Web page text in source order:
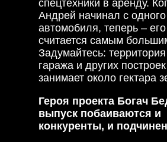
спецтехники в аренду.
Андрей начинал с одного
автомобиля, теперь –
считается самым
Задумайтесь:
гаража и других
занимает около гектара
Героя проекта Богач
выпуск побаиваются и
конкуренты, и